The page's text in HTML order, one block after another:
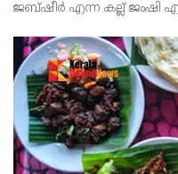
ജബ്ഷീർ എന്ന കല്ല് ജംഷി
കണ്ണൂർ സെൻട്രൽ